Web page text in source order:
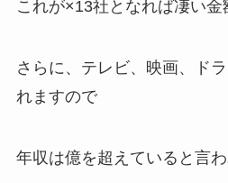
これが×13社となれば凄い金
さらに、テレビ、映画、ド
れますので
年収は億を超えていると言わ